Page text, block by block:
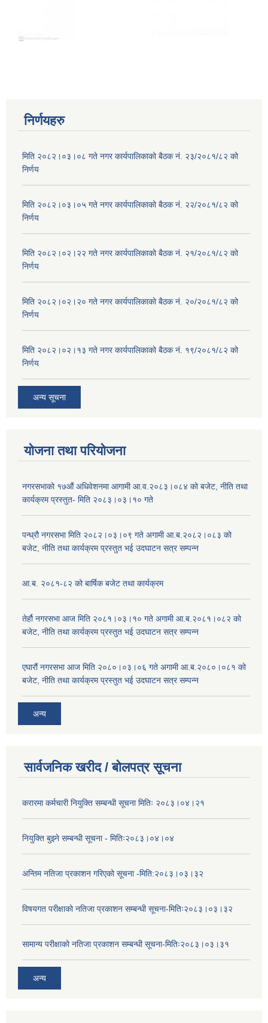
निर्णयहरु
मिति २०८२।०३।०८ गते नगर कार्यपालिकाको बैठक नं. २३/२०८१/८२ को
निर्णय
मिति २०८२।०३।०५ गते नगर कार्यपालिकाको बैठक नं. २२/२०८१/८२ को
निर्णय
मिति २०८२।०२।२२ गते नगर कार्यपालिकाको बैठक नं. २१/२०८१/८२ को
निर्णय
मिति २०८२।०२।२० गते नगर कार्यपालिकाको बैठक नं. २०/२०८१/८२ को
निर्णय
मिति २०८२।०२।१३ गते नगर कार्यपालिकाको बैठक नं. १९/२०८१/८२ को
निर्णय
अन्य सूचना
योजना तथा परियोजना
नगरसभाको १७औं अधिवेशनमा आगामी आ.व.२०८३।०८४ को बजेट, नीति तथा
कार्यक्रम प्रस्तुत- मिति २०८३।०३।१० गते
पन्ध्रौ नगरसभा मिति २०८२।०३।०९ गते अगामी आ.ब.२०८२।०८३ को
बजेट, नीति तथा कार्यक्रम प्रस्तुत भई उदघाटन सत्र सम्पन्न
आ.ब. २०८१-८२ को बार्षिक बजेट तथा कार्यक्रम
तेर्हौ नगरसभा आज मिति २०८१।०३।१० गते अगामी आ.ब.२०८१।०८२ को
बजेट, नीति तथा कार्यक्रम प्रस्तुत भई उदघाटन सत्र सम्पन्न
एघारौं नगरसभा आज मिति २०८०।०३।०६ गते अगामी आ.ब.२०८०।०८१ को
बजेट, नीति तथा कार्यक्रम प्रस्तुत भई उदघाटन सत्र सम्पन्न
अन्य
सार्वजनिक खरीद / बोलपत्र सूचना
करारमा कर्मचारी नियुक्ति सम्बन्धी सूचना मितिः २०८३।०४।२१
नियुक्ति बुझ्ने सम्बन्धी सूचना - मितिः२०८३।०४।०४
अन्तिम नतिजा प्रकाशन गरिएको सूचना -मिति:२०८३।०३।३२
विषयगत परीक्षाको नतिजा प्रकाशन सम्बन्धी सूचना-मितिः२०८३।०३।३२
सामान्य परीक्षाको नतिजा प्रकाशन सम्बन्धी सूचना-मितिः२०८३।०३।३१
अन्य